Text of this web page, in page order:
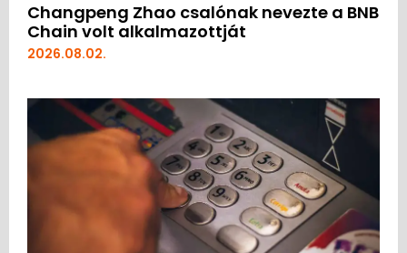
Changpeng Zhao csalónak nevezte a BNB
Chain volt alkalmazottját
2026.08.02.